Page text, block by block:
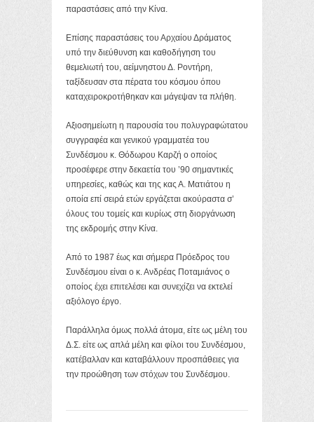
παραστάσεις από την Κίνα.
Επίσης παραστάσεις του Αρχαίου Δράματος
υπό την διεύθυνση και καθοδήγηση του
θεμελιωτή του, αείμνηστου Δ. Ροντήρη,
ταξίδευσαν στα πέρατα του κόσμου όπου
καταχειροκροτήθηκαν και μάγεψαν τα πλήθη.
Αξιοσημείωτη η παρουσία του πολυγραφώτατου
συγγραφέα και γενικού γραμματέα του
Συνδέσμου κ. Θόδωρου Καρζή ο οποίος
προσέφερε στην δεκαετία του ’90 σημαντικές
υπηρεσίες, καθώς και της κας Α. Ματιάτου η
οποία επί σειρά ετών εργάζεται ακούραστα σ’
όλους του τομείς και κυρίως στη διοργάνωση
της εκδρομής στην Κίνα.
Από το 1987 έως και σήμερα Πρόεδρος του
Συνδέσμου είναι ο κ. Ανδρέας Ποταμιάνος ο
οποίος έχει επιτελέσει και συνεχίζει να εκτελεί
αξιόλογο έργο.
Παράλληλα όμως πολλά άτομα, είτε ως μέλη του
Δ.Σ. είτε ως απλά μέλη και φίλοι του Συνδέσμου,
κατέβαλλαν και καταβάλλουν προσπάθειες για
την προώθηση των στόχων του Συνδέσμου.